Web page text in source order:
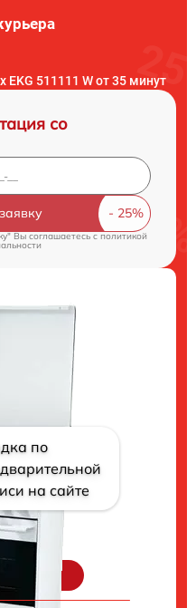
EKG 511111 W от 35 минут
со
Вы соглашаетесь c политикой
по
на сайте